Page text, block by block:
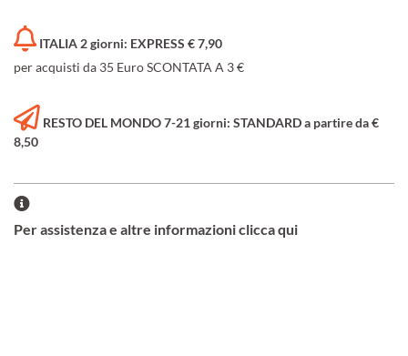
ITALIA 2 giorni: EXPRESS € 7,90
per acquisti da 35 Euro SCONTATA A 3 €
RESTO DEL MONDO 7-21 giorni: STANDARD a partire da €
8,50
Per assistenza e altre informazioni clicca qui